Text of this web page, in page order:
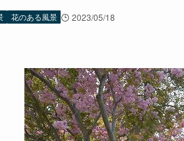
花のある風景 2023/05/18